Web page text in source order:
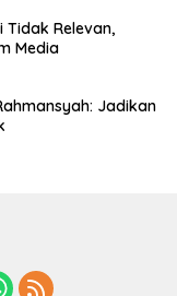
Tidak Relevan,
Media
Jadikan